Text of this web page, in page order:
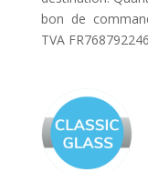
bon de
TVA